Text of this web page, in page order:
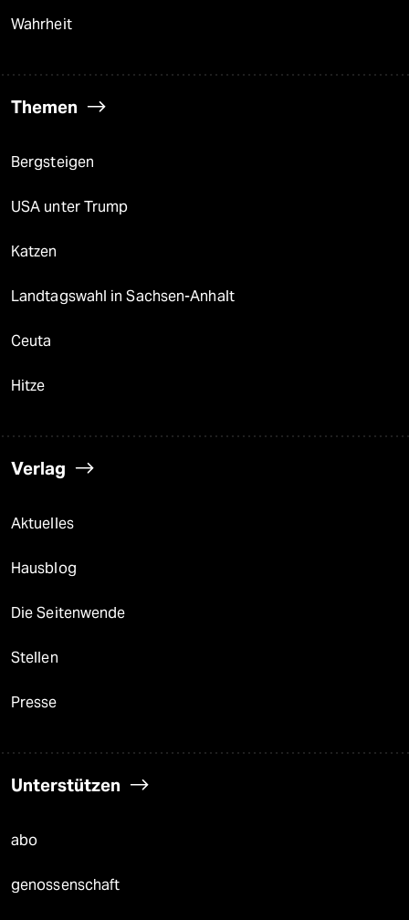
Wahrheit
Themen
Bergsteigen
USA unter Trump
Katzen
Landtagswahl in Sachsen-Anhalt
Ceuta
Hitze
Verlag
Aktuelles
Hausblog
Die Seitenwende
Stellen
Presse
Unterstützen
abo
genossenschaft